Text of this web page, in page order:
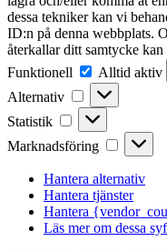
dessa tekniker kan vi
ID:n på denna webbplats.
återkallar ditt samtycke
Funktionell
Funktionell
Alltid aktiv
Alternativ
Alternativ
Statistik Statistik
Marknadsföring
Hantera alternativ
Hantera tjänster
Hantera
Läs mer om dessa